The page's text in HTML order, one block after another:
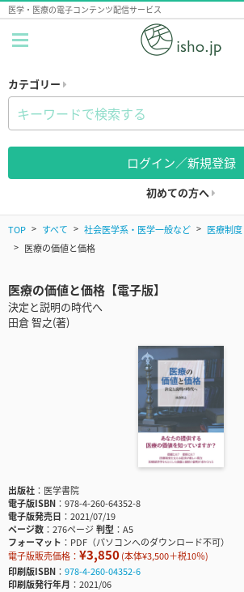
医学・医療の電子コンテンツ配信サービス
カテゴリー
ログイン／新規登録
初めての方へ
TOP すべて 社会医学系・医学一般など
医療制
医療の価値と価格
医療の価値と価格【電子版】
決定と説明の時代へ
田倉 智之(著)
出版社
医学書院
電子版ISBN
978-4-260-64352-8
電子版発売日
2021/07/19
ページ数
276ページ判型
A5
フォーマット
PDF（パソコンへのダウンロード不可）
電子版販売価格： ¥3,850(本体¥3,500＋税10％)
印刷版ISBN
978-4-260-04352-6
印刷版発行年月
2021/06